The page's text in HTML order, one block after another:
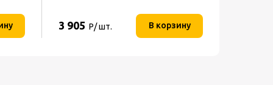
3 905 Р/ шт. В корзину